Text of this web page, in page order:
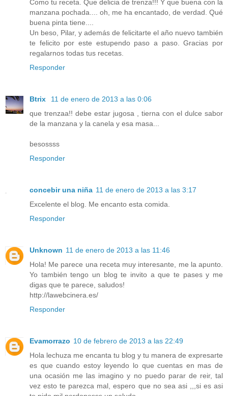
Como tu receta. Que delicia de trenza!!! Y que buena con la
manzana pochada.... oh, me ha encantado, de verdad. Qué
buena pinta tiene....
Un beso, Pilar, y además de felicitarte el año nuevo también
te felicito por este estupendo paso a paso. Gracias por
regalarnos todas tus recetas.
Responder
Btrix
11 de enero de 2013 a las 0:06
que trenzaa!! debe estar jugosa , tierna con el dulce sabor
de la manzana y la canela y esa masa...
besossss
Responder
concebir una niña 11 de enero de 2013 a las 3:17
Excelente el blog. Me encanto esta comida.
Responder
Unknown 11 de enero de 2013 a las 11:46
Hola! Me parece una receta muy interesante, me la apunto.
Yo también tengo un blog te invito a que te pases y me
digas que te parece, saludos!
http://lawebcinera.es/
Responder
Evamorrazo 10 de febrero de 2013 a las 22:49
Hola lechuza me encanta tu blog y tu manera de expresarte
es que cuando estoy leyendo lo que cuentas en mas de
una ocasión me las imagino y no puedo parar de reir, tal
vez esto te parezca mal, espero que no sea asi ,,,si es asi